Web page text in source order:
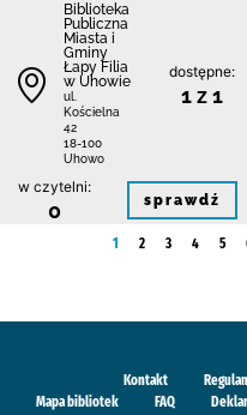
Biblioteka
Publiczna
Miasta i
Gminy
Łapy Filia
w Uhowie
ul.
Kościelna
42
18-100
Uhowo
dostępne:
1 z 1
w czytelni:
0 sprawdź
1 2 3 4 5
Kontakt
Mapa bibliotek
FAQ